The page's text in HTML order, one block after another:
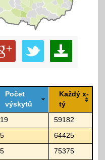
Počet
výskytů
Každý x-
tý
19 59182
5 64425
5 75375